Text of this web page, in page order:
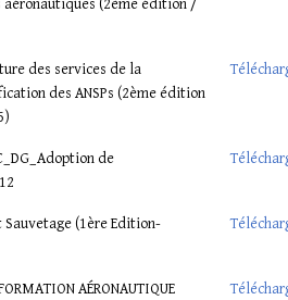
(2ème édition /
des services de la
des ANSPs (2ème édition
de
Sauvetage (1ère Edition-
AÉRONAUTIQUE